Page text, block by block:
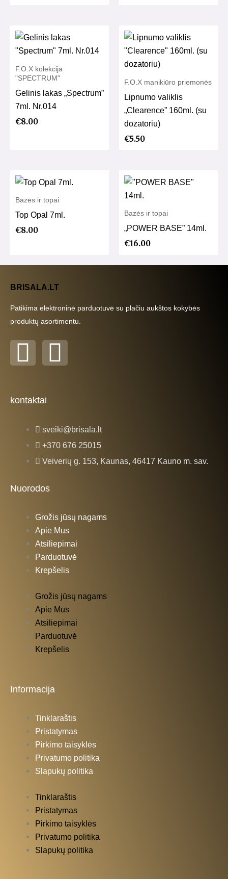
F.O.X kolekcija
"SPECTRUM"
Gelinis lakas „Spectrum”
7ml. Nr.014
€8.00
F.O.X manikiūro priemonės
Lipnumo valiklis
„Clearence” 160ml. (su
dozatoriu)
€5.50
Bazės ir topai
Top Opal 7ml.
€8.00
Bazės ir topai
„POWER BASE” 14ml.
€16.00
BRISALA.LT
Patikima elektroninė parduotuvė su plačiu aukštos kokybės
produktų asortimentu.
F
c
e
b
o
k
-
I
t
a
a
m
kontaktai
sveiki@brisala.lt
+370 676 25015
Veiverių g. 153, Kaunas, 46417 Kauno m. sav.
Nuorodos
Grožis jūsų nagams
Apie Mus
Atsiliepimai
Parduotuvė
Krepšelis
Grožis jūsų nagams
Apie Mus
Atsiliepimai
Parduotuvė
Krepšelis
Informacija
Tinklaraštis
Pristatymas
Pirkimo taisyklės
Privatumo politika
Slapukų politika
Tinklaraštis
Pristatymas
Pirkimo taisyklės
Privatumo politika
Slapukų politika